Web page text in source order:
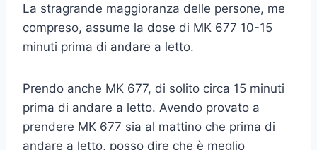
La stragrande maggioranza delle persone, me
compreso, assume la dose di MK 677 10-15
minuti prima di andare a letto.
Prendo anche MK 677, di solito circa 15 minuti
prima di andare a letto. Avendo provato a
prendere MK 677 sia al mattino che prima di
andare a letto, posso dire che è meglio